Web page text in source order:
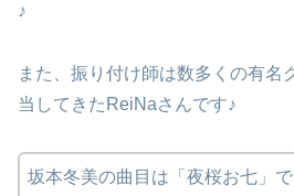
♪
また、振り付け師は数多くの有名
当してきたReiNaさんです♪
坂本冬美の曲目は「夜桜お七」